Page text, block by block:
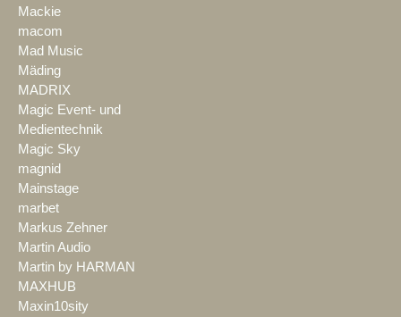
Mackie
macom
Mad Music
Mäding
MADRIX
Magic Event- und
Medientechnik
Magic Sky
magnid
Mainstage
marbet
Markus Zehner
Martin Audio
Martin by HARMAN
MAXHUB
Maxin10sity